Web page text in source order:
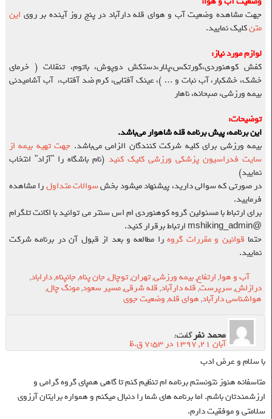
جهت مشاهده وضعیت آب و هوای قله دارآباد در پنج روز آینده بر روی این
متن کلیک نمایید.
لوازم مورد نیاز:
کفش کوهنوردی،گورتکس،پلار،دستکش دوپوش، باتوم، تنقلات ( خرمای
خشک، خشکبار، آب نبات و … )، عینک آفتابی، کرم ضد آفتاب، آب آشامیدنی
بیمه ورزشی، صبحانه، ناهار
توضیحات:
این برنامه، پیش برنامه قله شاهوار می‌باشد.
بیمه ورزشی برای کلیه شرکت کنندگان الزامی می‌باشد. جهت تهیه بیمه از
سایت فدراسیون پزشکی ورزشی کلیک کنید (نام باشگاه را "آزاد" انتخاب
نمایید)
در صورتی که سوالی دارید، پیشنهاد میشود بخشسوالات متداولرا مشاهده
فرمایید.
برای ارتباط با مسئولین گروه کوهنوردی ام اس سنتر می توانید با اکانت تلگرام
@mshiking_admin ارتباط برقرار کنید.
حتما قوانین و مقررات گروه را مطالعه و بعد از قبول آن در برنامه شرکت
نمایید.
آب و هوا,ارتفاع,بیمه ورزشی,تهران,توچال,جان پناه,جانپناه,داراباد,
درازلش,سرپرست,قله دارآباد,قله شرقی,مسیر سعود,مونگ چال,
هواشناسی دارآباد,هوای قله,وضعیت جوی
محمد نفر گفت:
آبان ۲۱, ۱۳۹۷ در ۷:۵۳ ق.ظ
با سلام و عرض ادب
متاسفانه هنوز نتونستم برنامه ام تنظیم‌ کنم تا گاهی همپای گروه گرامی و
ارزشمندتان باشم. اما برنامه های شما را دنبال میکنم و همواره برایتان آرزوی
سلامتی و موفقیت دارم.